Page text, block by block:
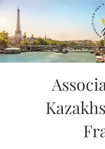
Skip
content